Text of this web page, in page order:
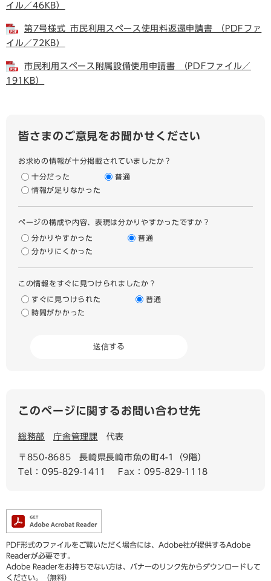
イル／46KB）
第7号様式_市民利用スペース使用料返還申請書 （PDFファ
イル／72KB）
市民利用スペース附属設備使用申請書 （PDFファイル／
191KB）
皆さまのご意見をお聞かせください
お求めの情報が十分掲載されていましたか？
十分だった
普通
情報が足りなかった
ページの構成や内容、表現は分かりやすかったですか？
分かりやすかった
普通
分かりにくかった
この情報をすぐに見つけられましたか？
すぐに見つけられた
普通
時間がかかった
このページに関するお問い合わせ先
総務部 庁舎管理課 代表
〒850-8685
長崎県長崎市魚の町4-1（9階）
Tel：095-829-1411
Fax：095-829-1118
PDF形式のファイルをご覧いただく場合には、Adobe社が提供するAdobe
Readerが必要です。
Adobe Readerをお持ちでない方は、バナーのリンク先からダウンロードして
ください。（無料）